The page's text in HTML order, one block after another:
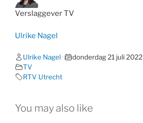
Verslaggever TV
Ulrike Nagel
Ulrike Nagel •
donderdag 21 juli 2022
TV
RTV Utrecht
You may also like